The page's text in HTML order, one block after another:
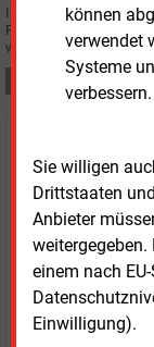
können
verwendet
Systeme
verbessern.
Sie willigen
Drittstaaten
Anbieter
weitergegeben.
einem nach
Einwilligung).
Im Chemie- und
Produktionsreststoffe
wird von der Getec
Sprechen Sie
E&M-Inhalten
Paketen haben.
Das E&M-
11-77 oder unter